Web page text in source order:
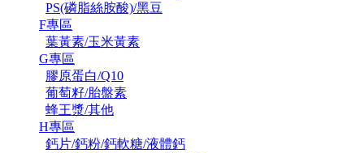
PS(磷脂絲胺酸)/黑豆
F專區
葉黃素/玉米黃素
G專區
膠原蛋白/Q10
葡萄籽/胎盤素
蜂王漿/其他
H專區
鈣片/鈣粉/鈣軟糖/液體鈣